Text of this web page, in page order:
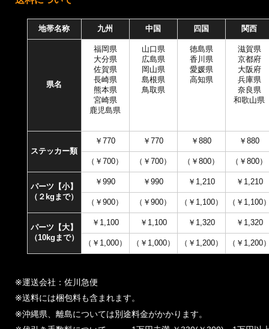
地帯名称 九州 中国 四国 関西
県名
福岡県
大分県
佐賀県
長崎県
熊本県
宮崎県
鹿児島県
山口県
広島県
岡山県
島根県
鳥取県
徳島県
香川県
愛媛県
高知県
滋賀県
京都府
大阪府
兵庫県
奈良県
和歌山県
ステッカー類
￥770 ￥770 ￥880 ￥880
（￥700） （￥700） （￥800） （￥800）
パーツ【小】
（２kgまで）
￥990 ￥990 ￥1,210 ￥1,210
（￥900） （￥900） （￥1,100） （￥1,100
パーツ【大】
（10kgまで）
￥1,100 ￥1,100 ￥1,320 ￥1,320
（￥1,000） （￥1,000） （￥1,200） （￥1,200
※運送会社：佐川急便
※送料には梱包料も含まれます。
※沖縄県、離島については別途料金がかかります。